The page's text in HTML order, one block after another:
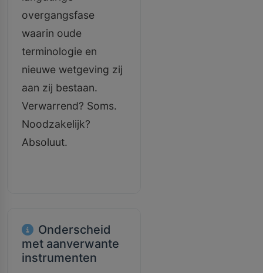
overgangsfase
waarin oude
terminologie en
nieuwe wetgeving zij
aan zij bestaan.
Verwarrend? Soms.
Noodzakelijk?
Absoluut.
Onderscheid
met aanverwante
instrumenten